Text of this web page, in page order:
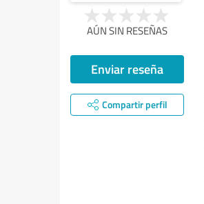
AÚN SIN RESEÑAS
Enviar reseña
Compartir perfil